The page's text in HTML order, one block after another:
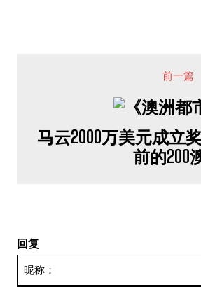
前一篇
马云2000万美元成立
前的200
回复